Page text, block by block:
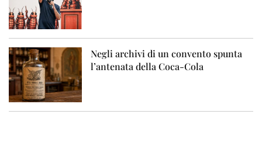
Negli archivi di un convento spunta
l’antenata della Coca-Cola